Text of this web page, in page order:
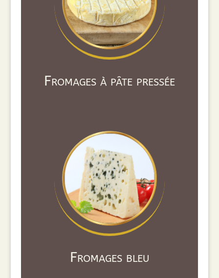
Fromages à pâte pressée
Fromages bleu